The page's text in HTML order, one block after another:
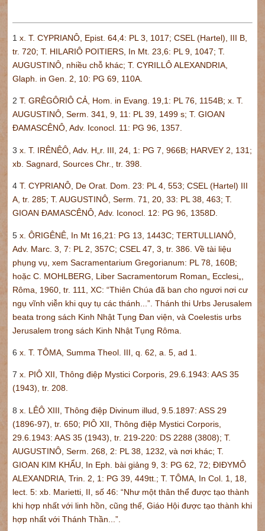
1 x. T. CYPRIANÔ, Epist. 64,4: PL 3, 1017; CSEL (Hartel), III B,
tr. 720; T. HILARIÔ POITIERS, In Mt. 23,6: PL 9, 1047; T.
AUGUSTINÔ, nhiều chỗ khác; T. CYRILLÔ ALEXANDRIA,
Glaph. in Gen. 2, 10: PG 69, 110A.
2 T. GRÊGÔRIÔ CẢ, Hom. in Evang. 19,1: PL 76, 1154B; x. T.
AUGUSTINÔ, Serm. 341, 9, 11: PL 39, 1499 s; T. GIOAN
ĐAMASCÊNÔ, Adv. Iconocl. 11: PG 96, 1357.
3 x. T. IRÊNÊÔ, Adv. H„r. III, 24, 1: PG 7, 966B; HARVEY 2, 131;
xb. Sagnard, Sources Chr., tr. 398.
4 T. CYPRIANÔ, De Orat. Dom. 23: PL 4, 553; CSEL (Hartel) III
A, tr. 285; T. AUGUSTINÔ, Serm. 71, 20, 33: PL 38, 463; T.
GIOAN ĐAMASCÊNÔ, Adv. Iconocl. 12: PG 96, 1358D.
5 x. ÔRIGÊNÊ, In Mt 16,21: PG 13, 1443C; TERTULLIANÔ,
Adv. Marc. 3, 7: PL 2, 357C; CSEL 47, 3, tr. 386. Về tài liệu
phụng vụ, xem Sacramentarium Gregorianum: PL 78, 160B;
hoặc C. MOHLBERG, Liber Sacramentorum Roman„ Ecclesi„,
Rôma, 1960, tr. 111, XC: “Thiên Chúa đã ban cho ngươi nơi cư
ngụ vĩnh viễn khi quy tụ các thánh...”. Thánh thi Urbs Jerusalem
beata trong sách Kinh Nhật Tụng Đan viện, và Coelestis urbs
Jerusalem trong sách Kinh Nhật Tụng Rôma.
6 x. T. TÔMA, Summa Theol. III, q. 62, a. 5, ad 1.
7 x. PIÔ XII, Thông điệp Mystici Corporis, 29.6.1943: AAS 35
(1943), tr. 208.
8 x. LÊÔ XIII, Thông điệp Divinum illud, 9.5.1897: ASS 29
(1896-97), tr. 650; PIÔ XII, Thông điệp Mystici Corporis,
29.6.1943: AAS 35 (1943), tr. 219-220: DS 2288 (3808); T.
AUGUSTINÔ, Serm. 268, 2: PL 38, 1232, và nơi khác; T.
GIOAN KIM KHẨU, In Eph. bài giảng 9, 3: PG 62, 72; ĐIĐYMÔ
ALEXANDRIA, Trin. 2, 1: PG 39, 449tt.; T. TÔMA, In Col. 1, 18,
lect. 5: xb. Marietti, II, số 46: “Như một thân thể được tạo thành
khi hợp nhất với linh hồn, cũng thế, Giáo Hội được tạo thành khi
hợp nhất với Thánh Thần...”.